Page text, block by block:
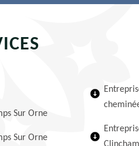
Sur Orne
Sur Orne